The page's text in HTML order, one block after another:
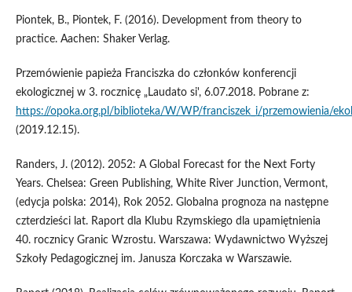
Piontek, B., Piontek, F. (2016). Development from theory to
practice. Aachen: Shaker Verlag.
Przemówienie papieża Franciszka do członków konferencji
ekologicznej w 3. rocznicę „Laudato si', 6.07.2018. Pobrane z:
https://opoka.org.pl/biblioteka/W/WP/franciszek_i/przemowienia/
(2019.12.15).
Randers, J. (2012). 2052: A Global Forecast for the Next Forty
Years. Chelsea: Green Publishing, White River Junction, Vermont,
(edycja polska: 2014), Rok 2052. Globalna prognoza na następne
czterdzieści lat. Raport dla Klubu Rzymskiego dla upamiętnienia
40. rocznicy Granic Wzrostu. Warszawa: Wydawnictwo Wyższej
Szkoły Pedagogicznej im. Janusza Korczaka w Warszawie.